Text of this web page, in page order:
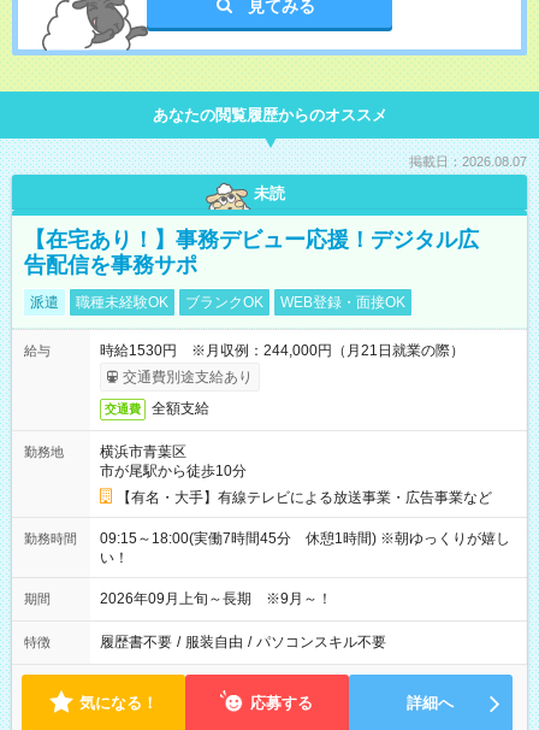
見てみる
あなたの閲覧履歴からのオススメ
掲載日：2026.08.07
未読
【在宅あり！】事務デビュー応援！デジタル広
告配信を事務サポ
派遣 職種未経験OK ブランクOK WEB登録・面接OK
給与
時給1530円 ※月収例：244,000円（月21日就業の際）
交通費別途支給あり
交通費 全額支給
勤務地
横浜市青葉区
市が尾駅から徒歩10分
【有名・大手】有線テレビによる放送事業・広告事業など
勤務時間
09:15～18:00(実働7時間45分 休憩1時間) ※朝ゆっくりが嬉し
い！
期間 2026年09月上旬～長期 ※9月～！
特徴 履歴書不要 / 服装自由 / パソコンスキル不要
気になる！ 応募する 詳細へ